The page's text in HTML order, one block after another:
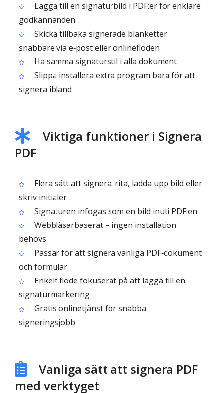
Lägga till en signaturbild i PDF:er för enklare
godkännanden
Skicka tillbaka signerade blanketter
snabbare via e‑post eller onlineflöden
Ha samma signaturstil i alla dokument
Slippa installera extra program bara för att
signera ibland
Viktiga funktioner i Signera
PDF
Flera sätt att signera: rita, ladda upp bild eller
skriv initialer
Signaturen infogas som en bild inuti PDF:en
Webbläsarbaserat – ingen installation
behövs
Passar för att signera vanliga PDF‑dokument
och formulär
Enkelt flöde fokuserat på att lägga till en
signaturmarkering
Gratis onlinetjänst för snabba
signeringsjobb
Vanliga sätt att signera PDF
med verktyget